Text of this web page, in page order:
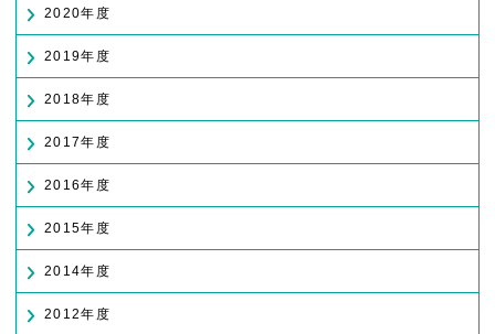
2020年度
2019年度
2018年度
2017年度
2016年度
2015年度
2014年度
2012年度